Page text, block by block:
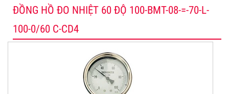
ĐỒNG HỒ ĐO NHIỆT 60 ĐỘ 100-BMT-08-=-70-L-
100-0/60 C-CD4